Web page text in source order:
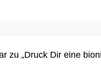
zu „Druck Dir eine